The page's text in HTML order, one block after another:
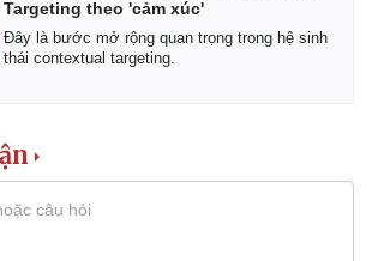
Targeting theo 'cảm xúc'
Đây là bước mở rộng quan trọng trong hệ sinh
thái contextual targeting.